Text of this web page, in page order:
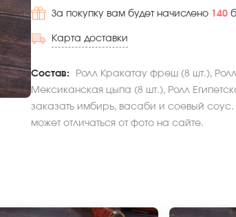
За покупку вам будет начислено 140
Карта доставки
Состав:
Ролл Кракатау фреш (8 шт.),
Мексиканская цыпа (8 шт.), Ролл
заказать имбирь, васаби и соевый
может отличаться от фото на сайте.